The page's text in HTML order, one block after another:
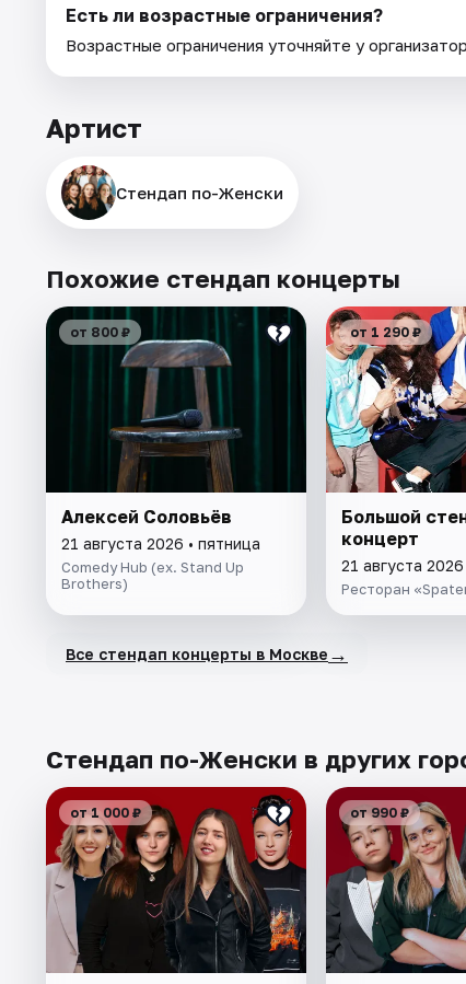
Есть ли возрастные ограничения?
Возрастные ограничения уточняйте у
Артист
Стендап по-Женски
Похожие стендап концерты
от 800 ₽
Алексей Соловьёв
21 августа 2026 • пятница
Comedy Hub (ex. Stand Up
Brothers)
от 1 290 ₽
Большой
концерт
21 августа
Ресторан
Все стендап концерты в Москве →
Стендап по-Женски в других
от 1 000 ₽ от 990 ₽